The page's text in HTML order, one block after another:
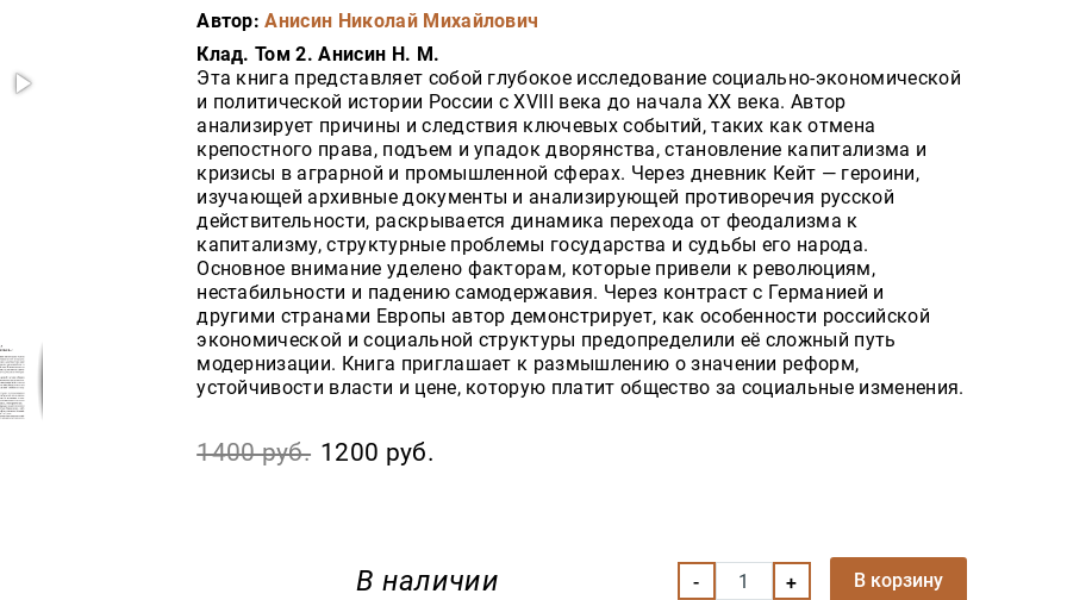
Автор:Анисин Николай Михайлович
Клад. Том 2. Анисин Н. М.
Эта книга представляет собой глубокое исследование социально-экономической
и политической истории России с XVIII века до начала XX века. Автор
анализирует причины и следствия ключевых событий, таких как отмена
крепостного права, подъем и упадок дворянства, становление капитализма и
кризисы в аграрной и промышленной сферах. Через дневник Кейт — героини,
изучающей архивные документы и анализирующей противоречия русской
действительности, раскрывается динамика перехода от феодализма к
капитализму, структурные проблемы государства и судьбы его народа.
Основное внимание уделено факторам, которые привели к революциям,
нестабильности и падению самодержавия. Через контраст с Германией и
другими странами Европы автор демонстрирует, как особенности российской
экономической и социальной структуры предопределили её сложный путь
модернизации. Книга приглашает к размышлению о значении реформ,
устойчивости власти и цене, которую платит общество за социальные изменения.
1400 руб. 1200 руб.
В наличии В корзину